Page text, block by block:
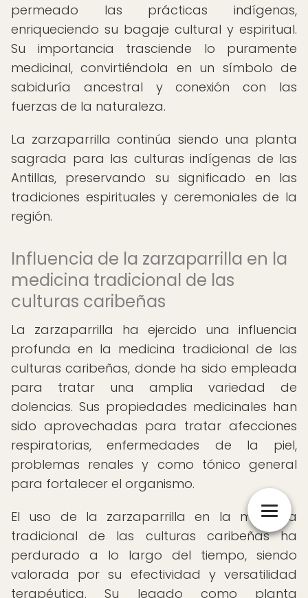
permeado las prácticas indígenas,
enriqueciendo su bagaje cultural y espiritual.
Su importancia trasciende lo puramente
medicinal, convirtiéndola en un símbolo de
sabiduría ancestral y conexión con las
fuerzas de la naturaleza.
La zarzaparrilla continúa siendo una planta
sagrada para las culturas indígenas de las
Antillas, preservando su significado en las
tradiciones espirituales y ceremoniales de la
región.
Influencia de la zarzaparrilla en la
medicina tradicional de las
culturas caribeñas
La zarzaparrilla ha ejercido una influencia
profunda en la medicina tradicional de las
culturas caribeñas, donde ha sido empleada
para tratar una amplia variedad de
dolencias. Sus propiedades medicinales han
sido aprovechadas para tratar afecciones
respiratorias, enfermedades de la piel,
problemas renales y como tónico general
para fortalecer el organismo.
El uso de la zarzaparrilla en la medicina
tradicional de las culturas caribeñas ha
perdurado a lo largo del tiempo, siendo
valorada por su efectividad y versatilidad
terapéutica. Su legado como planta